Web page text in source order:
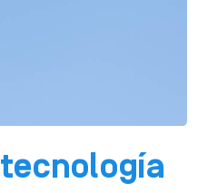
tecnología